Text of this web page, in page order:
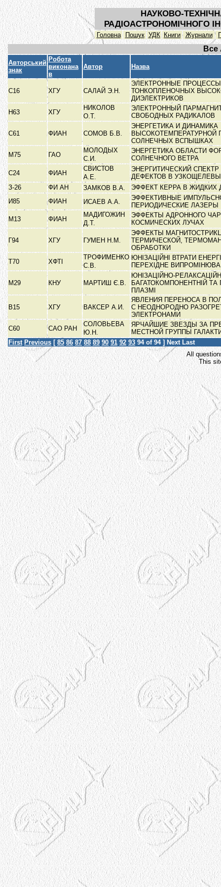
НАУКОВО-
РАДІОАСТРОНОМІЧНОГО
Головна Пошук УДК Книги Журнали
Все
Авторський
знак
Робота
виконана
в
Автор Назва
С16 ХГУ САЛАЙ Э.Н.
ЭЛЕКТРОННЫЕ
ТОНКОПЛЕНОЧНЫХ
ДИЭЛЕКТРИКОВ
Н63
ХГУ
НИКОЛОВ
О.Т.
ЭЛЕКТРОННЫЙ
СВОБОДНЫХ РАДИКАЛОВ
С61 ФИАН СОМОВ Б.В.
ЭНЕРГЕТИКА И ДИНАМИКА
ВЫСОКОТЕМПЕРАТУРНОЙ
СОЛНЕЧНЫХ ВСПЫШКАХ
М75
ГАО
МОЛОДЫХ
С.И.
ЭНЕРГЕТИКА ОБЛАСТИ
СОЛНЕЧНОГО ВЕТРА
С24
ФИАН
СВИСТОВ
А.Е.
ЭНЕРГИТИЧЕСКИЙ
ДЕФЕКТОВ В
З-26
ФИ АН ЗАМКОВ В.А.
ЭФФЕКТ КЕРРА В ЖИДКИХ
И85
ФИАН ИСАЕВ А.А.
ЭФФЕКТИВНЫЕ
ПЕРИОДИЧЕСКИЕ
М13
ФИАН
МАДИГОЖИН
Д.Т.
ЭФФЕКТЫ АДРОННОГО
КОСМИЧЕСКИХ ЛУЧАХ
Г94 ХГУ ГУМЕН Н.М.
ЭФФЕКТЫ
ТЕРМИЧЕСКОЙ,
ОБРАБОТКИ
Т70
ХФТІ
ТРОФИМЕНКО
С.В.
ЮНІЗАЦІЙНІ ВТРАТИ
ПЕРЕХІДНЕ
М29 КНУ МАРТИШ Є.В.
ЮНІЗАЦІЙНО-
БАГАТОКОМПОНЕНТНІЙ ТА
ПЛАЗМІ
В15 ХГУ ВАКСЕР А.И.
ЯВЛЕНИЯ ПЕРЕНОСА В
С НЕОДНОРОДНО
ЭЛЕКТРОНАМИ
С60
САО РАН
СОЛОВЬЕВА
Ю.Н.
ЯРЧАЙШИЕ ЗВЕЗДЫ ЗА
МЕСТНОЙ ГРУППЫ
First Previous [ 85 86 87 88 89 90 91 92 93 94of 94 ] Next Last
All
This